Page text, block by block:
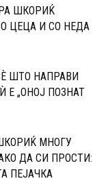
ШКОРИЌ
ЦЕЦА И СО НЕДА
ШТО НАПРАВИ
Е „ОНОЈ ПОЗНАТ
МНОГУ
ДА СИ ПРОСТИ:
ПЕЈАЧКА